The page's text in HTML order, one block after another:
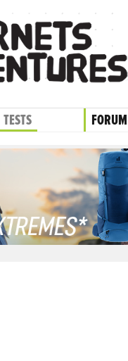
TESTS FORUM